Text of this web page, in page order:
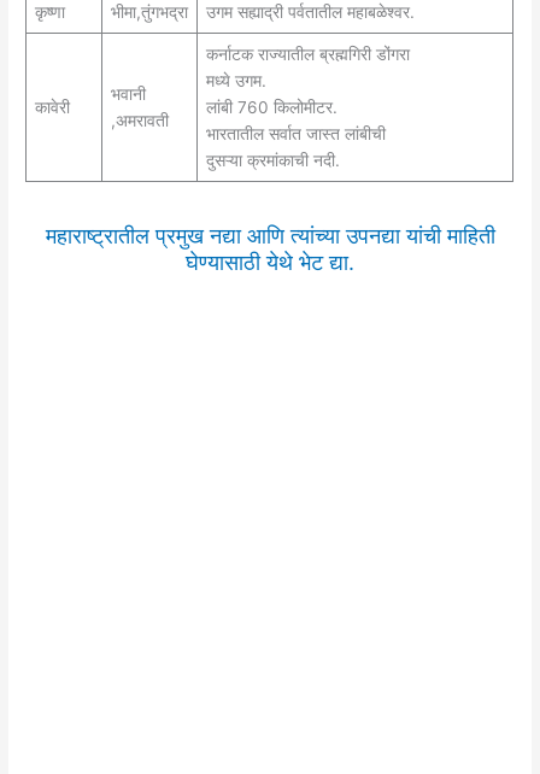
कृष्णा भीमा,तुंगभद्रा उगम सह्याद्री पर्वतातील महाबळेश्वर.
कावेरी
भवानी
,अमरावती
कर्नाटक राज्यातील ब्रह्मगिरी डोंगरा
मध्ये उगम.
लांबी 760 किलोमीटर.
भारतातील सर्वात जास्त लांबीची
दुसऱ्या क्रमांकाची नदी.
महाराष्ट्रातील प्रमुख नद्या आणि त्यांच्या उपनद्या यांची माहिती
घेण्यासाठी येथे भेट द्या.